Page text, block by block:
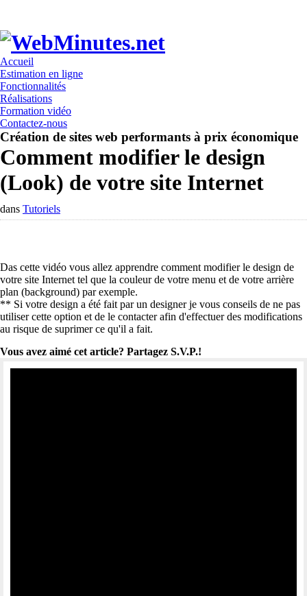
Accueil
Estimation en ligne
Fonctionnalités
Réalisations
Formation vidéo
Contactez-nous
Création de sites web performants à prix économique
Comment modifier le design
(Look) de votre site Internet
dans Tutoriels
Das cette vidéo vous allez apprendre comment modifier le design de
votre site Internet tel que la couleur de votre menu et de votre arrière
plan (background) par exemple.
** Si votre design a été fait par un designer je vous conseils de ne pas
utiliser cette option et de le contacter afin d'effectuer des modifications
au risque de suprimer ce qu'il a fait.
Vous avez aimé cet article? Partagez S.V.P.!